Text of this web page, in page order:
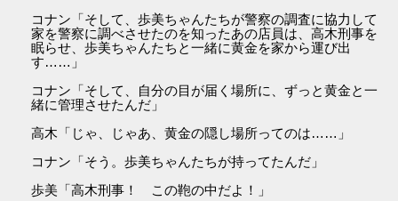
コナン「そして、歩美ちゃんたちが警察の調査に協力して
家を警察に調べさせたのを知ったあの店員は、高木刑事を
眠らせ、歩美ちゃんたちと一緒に黄金を家から運び出
す……」
コナン「そして、自分の目が届く場所に、ずっと黄金と一
緒に管理させたんだ」
高木「じゃ、じゃあ、黄金の隠し場所ってのは……」
コナン「そう。歩美ちゃんたちが持ってたんだ」
歩美「高木刑事！ この鞄の中だよ！」